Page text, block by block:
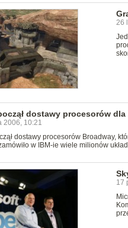
26
dostawy procesorów dla
2006, 10:21
dostawy procesorów Broadway,
w IBM-ie wiele milionów
17